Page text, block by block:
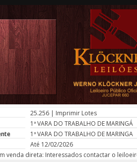
25.256 | Imprimir Lotes
1ª VARA DO TRABALHO DE MARINGÁ
1ª VARA DO TRABALHO DE MARINGA
Até 12/02/2026
venda direta: Interessados contactar o